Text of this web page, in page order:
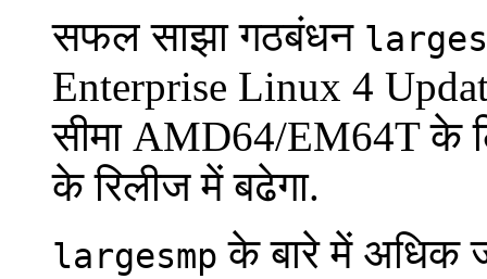
सफल साझा गठबंधन
Enterprise Linux 4
सीमा AMD64/EM64T के
के रिलीज में बढेगा.
largesmp के बारे में अधिक